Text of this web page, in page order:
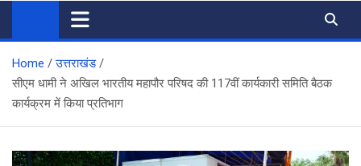
Home
उत्तराखंड
सीएम धामी ने अखिल भारतीय महापौर परिषद की 117वीं कार्यकारी समिति बैठक
कार्यक्रम में किया प्रतिभाग